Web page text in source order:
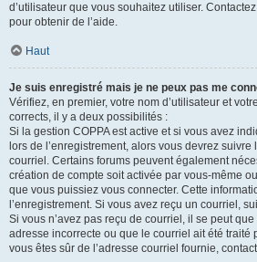
d’utilisateur que vous souhaitez utiliser.
pour obtenir de l’aide.
Haut
Je suis enregistré mais je ne peux pas me
Vérifiez, en premier, votre nom d’utilisateur et
corrects, il y a deux possibilités :
Si la gestion COPPA est active et si vous avez
lors de l’enregistrement, alors vous devrez
courriel. Certains forums peuvent également
création de compte soit activée par vous-même
que vous puissiez vous connecter. Cette
l’enregistrement. Si vous avez reçu un courriel,
Si vous n’avez pas reçu de courriel, il se peut
adresse incorrecte ou que le courriel ait été traité
vous êtes sûr de l’adresse courriel fournie,